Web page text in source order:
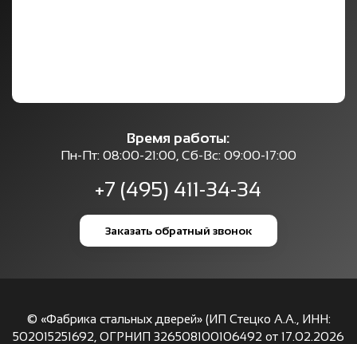
Время работы:
Пн-Пт: 08:00-21:00, Сб-Вс: 09:00-17:00
+7 (495) 411-34-34
Заказать обратный звонок
© «Фабрика стальных дверей» (ИП Стецко А.А., ИНН:
502015251692, ОГРНИП 326508100106492 от 17.02.2026